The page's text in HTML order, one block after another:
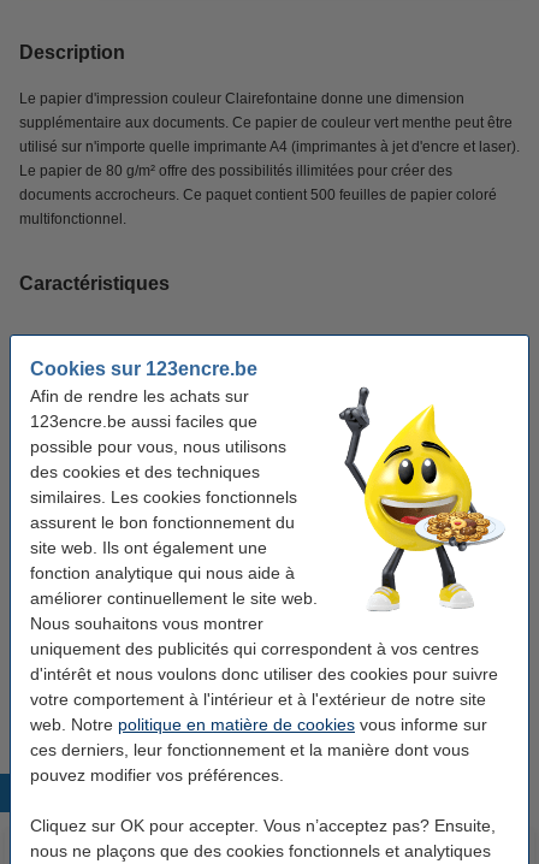
Cookies sur 123encre.be
Afin de rendre les achats sur
123encre.be aussi faciles que
possible pour vous, nous utilisons
des cookies et des techniques
similaires. Les cookies fonctionnels
assurent le bon fonctionnement du
site web. Ils ont également une
fonction analytique qui nous aide à
améliorer continuellement le site web.
Nous souhaitons vous montrer
uniquement des publicités qui correspondent à vos centres
d'intérêt et nous voulons donc utiliser des cookies pour suivre
votre comportement à l'intérieur et à l'extérieur de notre site
web. Notre politique en matière de cookies vous informe sur
ces derniers, leur fonctionnement et la manière dont vous
pouvez modifier vos préférences.
Cliquez sur OK pour accepter. Vous n’acceptez pas? Ensuite,
nous ne plaçons que des cookies fonctionnels et analytiques
Description
Le papier d'impression couleur Clairefontaine donne une dimension
supplémentaire aux documents. Ce papier de couleur vert menthe peut être
utilisé sur n'importe quelle imprimante A4 (imprimantes à jet d'encre et laser).
Le papier de 80 g/m² offre des possibilités illimitées pour créer des
documents accrocheurs. Ce paquet contient 500 feuilles de papier coloré
multifonctionnel.
Caractéristiques
Grammage: 80 g/m²
Format: A4
Nombre de feuilles: 500 feuilles
Code produit: 250061
Offre : 3x Clairefontaine papier couleur 80 g/m²
A4 (500 feuilles) - vert menthe
24,95 €